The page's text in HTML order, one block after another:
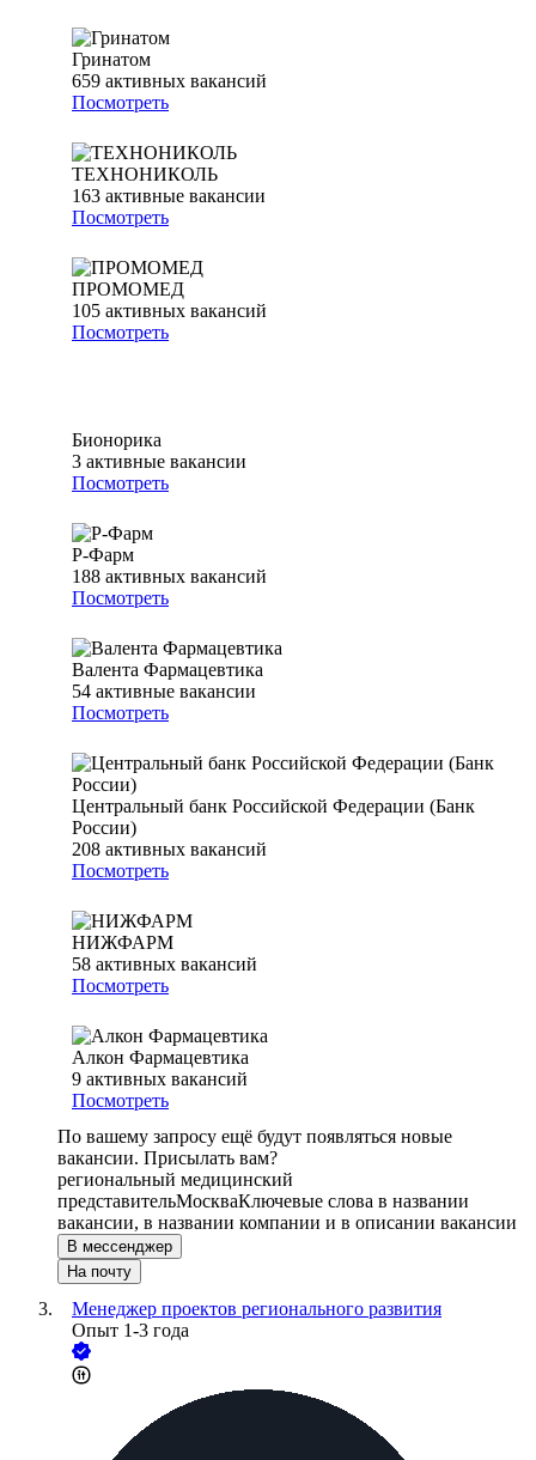
Гринатом
659 активных вакансий
Посмотреть
ТЕХНОНИКОЛЬ
163 активные вакансии
Посмотреть
ПРОМОМЕД
105 активных вакансий
Посмотреть
Бионорика
3 активные вакансии
Посмотреть
Р-Фарм
188 активных вакансий
Посмотреть
Валента Фармацевтика
54 активные вакансии
Посмотреть
Центральный банк Российской Федерации (Банк
России)
208 активных вакансий
Посмотреть
НИЖФАРМ
58 активных вакансий
Посмотреть
Алкон Фармацевтика
9 активных вакансий
Посмотреть
По вашему запросу ещё будут появляться новые
вакансии. Присылать вам?
региональный медицинский
представительМоскваКлючевые слова в названии
вакансии, в названии компании и в описании вакансии
В мессенджер
На почту
Менеджер проектов регионального развития
Опыт 1-3 года